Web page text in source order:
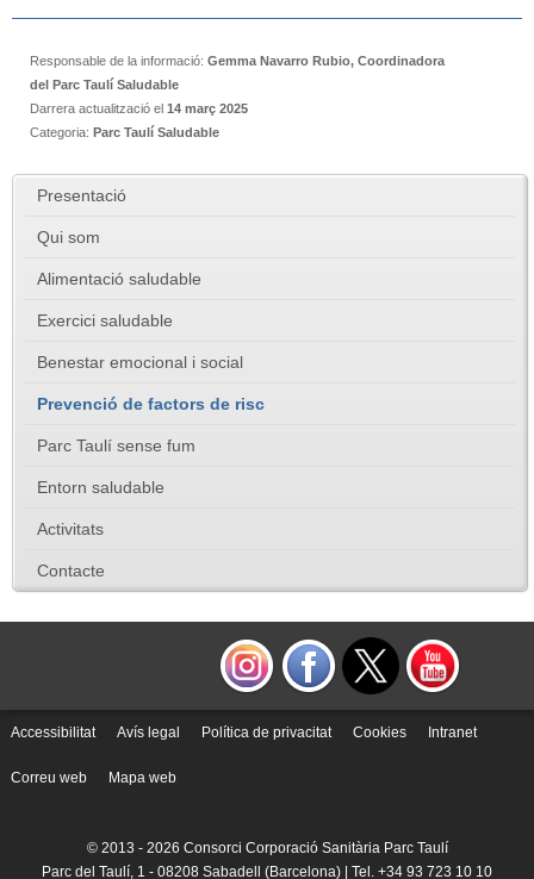
Responsable de la informació: Gemma Navarro Rubio, Coordinadora
del Parc Taulí Saludable
Darrera actualització el 14 març 2025
Categoria: Parc Taulí Saludable
Presentació
Qui som
Alimentació saludable
Exercici saludable
Benestar emocional i social
Prevenció de factors de risc
Parc Taulí sense fum
Entorn saludable
Activitats
Contacte
Accessibilitat Avís legal Política de privacitat Cookies Intranet
Correu web Mapa web
© 2013 - 2026 Consorci Corporació Sanitària Parc Taulí
Parc del Taulí, 1 - 08208 Sabadell (Barcelona) | Tel. +34 93 723 10 10